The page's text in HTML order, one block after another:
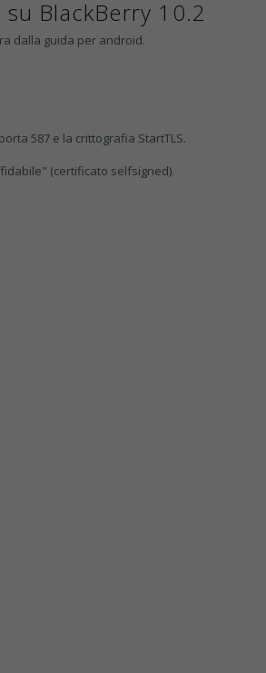
BlackBerry 10.2
dalla guida per android.
587 e la crittografia StartTLS.
(certificato selfsigned).